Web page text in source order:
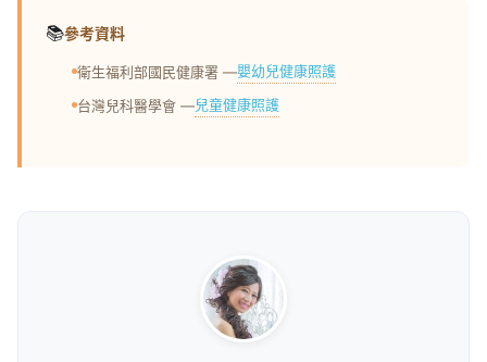
📚參考資料
衛生福利部國民健康署 —嬰幼兒健康照護
台灣兒科醫學會 —兒童健康照護